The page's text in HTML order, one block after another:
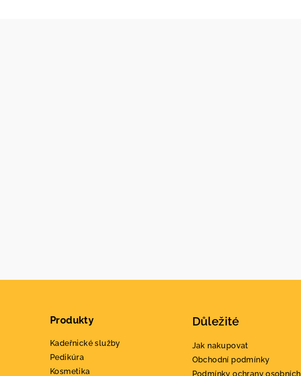
Produkty
Kadeřnické služby
Pedikúra
Kosmetika
Důležité
Jak nakupovat
Obchodní podmínky
Podmínky ochrany osobních